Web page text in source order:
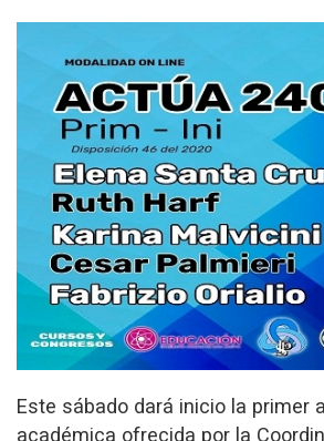
Este sábado dará inicio la primer
académica ofrecida por la